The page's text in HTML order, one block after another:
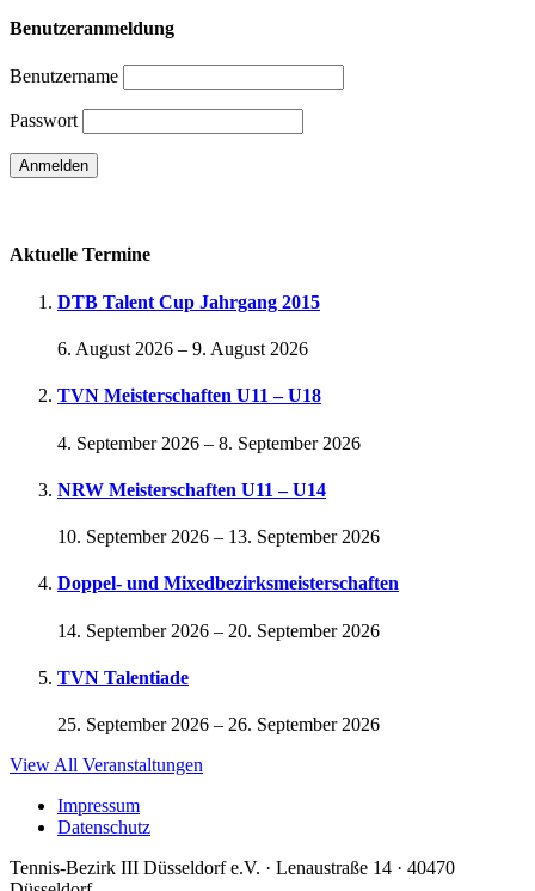
Benutzeranmeldung
Benutzername
Passwort
Aktuelle Termine
DTB Talent Cup Jahrgang 2015
6. August 2026 – 9. August 2026
TVN Meisterschaften U11 – U18
4. September 2026 – 8. September 2026
NRW Meisterschaften U11 – U14
10. September 2026 – 13. September 2026
Doppel- und Mixedbezirksmeisterschaften
14. September 2026 – 20. September 2026
TVN Talentiade
25. September 2026 – 26. September 2026
View All Veranstaltungen
Impressum
Datenschutz
Tennis-Bezirk III Düsseldorf e.V. · Lenaustraße 14 · 40470